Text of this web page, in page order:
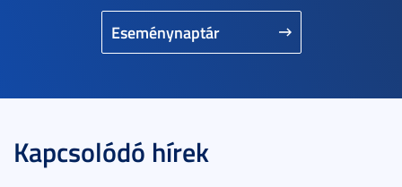
Eseménynaptár
Kapcsolódó hírek